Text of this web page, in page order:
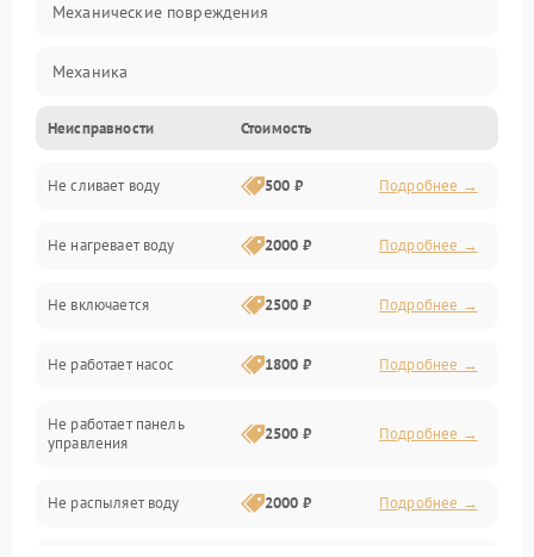
Механические повреждения
Механика
Управление
Электропитание
Датчики
Нагрев
Вода
Гигиена
Программное обеспечение
Неисправности Стоимость
Не сливает воду 500 ₽ Подробнее →
Не нагревает воду 2000 ₽ Подробнее →
Не включается 2500 ₽ Подробнее →
Не работает насос 1800 ₽ Подробнее →
Не работает панель
управления
2500 ₽ Подробнее →
Не распыляет воду 2000 ₽ Подробнее →